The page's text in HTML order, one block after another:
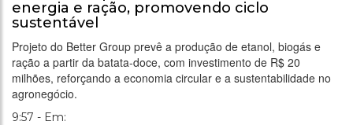
energia e ração, promovendo ciclo
sustentável
Projeto do Better Group prevê a produção de etanol, biogás e
ração a partir da batata-doce, com investimento de R$ 20
milhões, reforçando a economia circular e a sustentabilidade no
agronegócio.
9:57 - Em: